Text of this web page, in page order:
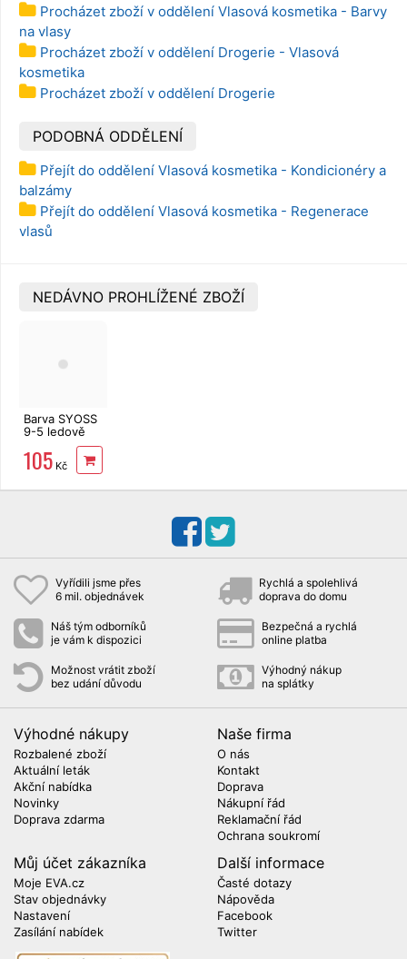
Procházet zboží v oddělení Vlasová kosmetika - Barvy
na vlasy
Procházet zboží v oddělení Drogerie - Vlasová
kosmetika
Procházet zboží v oddělení Drogerie
PODOBNÁ ODDĚLENÍ
Přejít do oddělení Vlasová kosmetika - Kondicionéry a
balzámy
Přejít do oddělení Vlasová kosmetika - Regenerace
vlasů
NEDÁVNO PROHLÍŽENÉ ZBOŽÍ
Barva SYOSS
9-5 ledově
perleťová
blond
105 Kč
Vyřídili jsme přes
6 mil. objednávek
Rychlá a spolehlivá
doprava do domu
Náš tým odborníků
je vám k dispozici
Bezpečná a rychlá
online platba
Možnost vrátit zboží
bez udání důvodu
Výhodný nákup
na splátky
Výhodné nákupy
Rozbalené zboží
Aktuální leták
Akční nabídka
Novinky
Doprava zdarma
Naše firma
O nás
Kontakt
Doprava
Nákupní řád
Reklamační řád
Ochrana soukromí
Můj účet zákazníka
Moje EVA.cz
Stav objednávky
Nastavení
Zasílání nabídek
Další informace
Časté dotazy
Nápověda
Facebook
Twitter